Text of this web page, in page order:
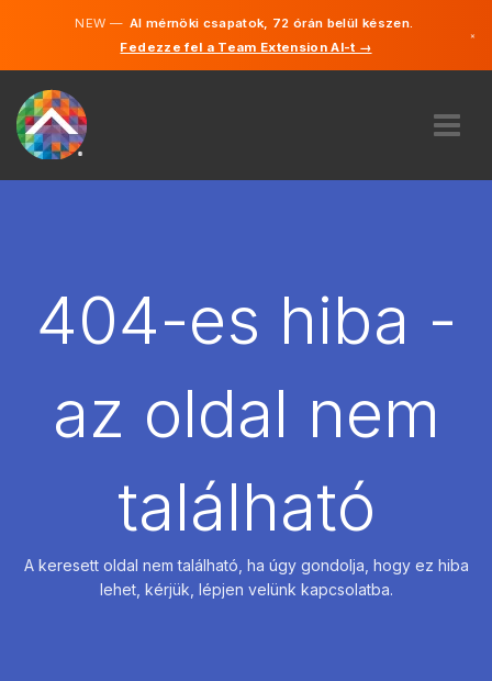
NEW —AI mérnöki csapatok, 72 órán belül készen.
Fedezze fel a Team Extension AI-t →
×
BÉREL
404-es hiba -
az oldal nem
található
A keresett oldal nem található, ha úgy gondolja, hogy ez hiba
lehet, kérjük, lépjen velünk kapcsolatba.